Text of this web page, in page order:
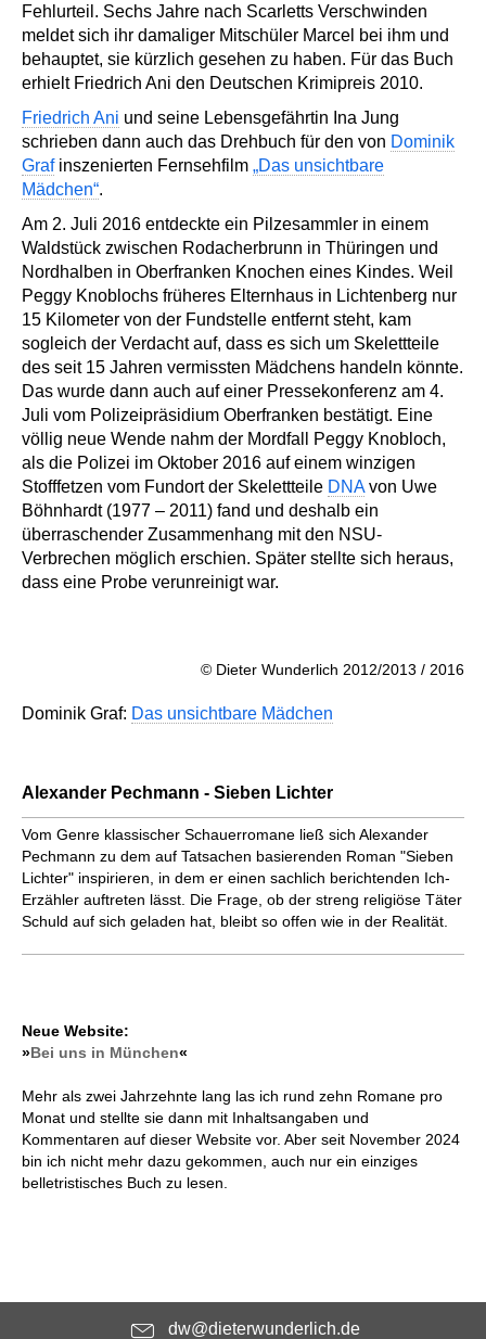
Fehlurteil. Sechs Jahre nach Scarletts Verschwinden
meldet sich ihr damaliger Mitschüler Marcel bei ihm und
behauptet, sie kürzlich gesehen zu haben. Für das Buch
erhielt Friedrich Ani den Deutschen Krimipreis 2010.
Friedrich Ani und seine Lebensgefährtin Ina Jung
schrieben dann auch das Drehbuch für den von Dominik
Grafinszenierten Fernsehfilm „Das unsichtbare
Mädchen“.
Am 2. Juli 2016 entdeckte ein Pilzesammler in einem
Waldstück zwischen Rodacherbrunn in Thüringen und
Nordhalben in Oberfranken Knochen eines Kindes. Weil
Peggy Knoblochs früheres Elternhaus in Lichtenberg nur
15 Kilometer von der Fundstelle entfernt steht, kam
sogleich der Verdacht auf, dass es sich um Skelettteile
des seit 15 Jahren vermissten Mädchens handeln könnte.
Das wurde dann auch auf einer Pressekonferenz am 4.
Juli vom Polizeipräsidium Oberfranken bestätigt. Eine
völlig neue Wende nahm der Mordfall Peggy Knobloch,
als die Polizei im Oktober 2016 auf einem winzigen
Stofffetzen vom Fundort der Skelettteile DNAvon Uwe
Böhnhardt (1977 – 2011) fand und deshalb ein
überraschender Zusammenhang mit den NSU-
Verbrechen möglich erschien. Später stellte sich heraus,
dass eine Probe verunreinigt war.
© Dieter Wunderlich 2012/2013 / 2016
Dominik Graf: Das unsichtbare Mädchen
Alexander Pechmann - Sieben Lichter
Vom Genre klassischer Schauer­romane ließ sich Alexander
Pechmann zu dem auf Tatsachen basierenden Roman "Sieben
Lichter" inspirieren, in dem er einen sachlich berichtenden Ich-
Erzähler auftreten lässt. Die Frage, ob der streng religiöse Täter
Schuld auf sich geladen hat, bleibt so offen wie in der Realität.
Neue Website:
»Bei uns in München«
Mehr als zwei Jahrzehnte lang las ich rund zehn Romane pro
Monat und stellte sie dann mit Inhaltsangaben und
Kommentaren auf dieser Website vor. Aber seit November 2024
bin ich nicht mehr dazu gekommen, auch nur ein einziges
belletristisches Buch zu lesen.
dw@dieterwunderlich.de